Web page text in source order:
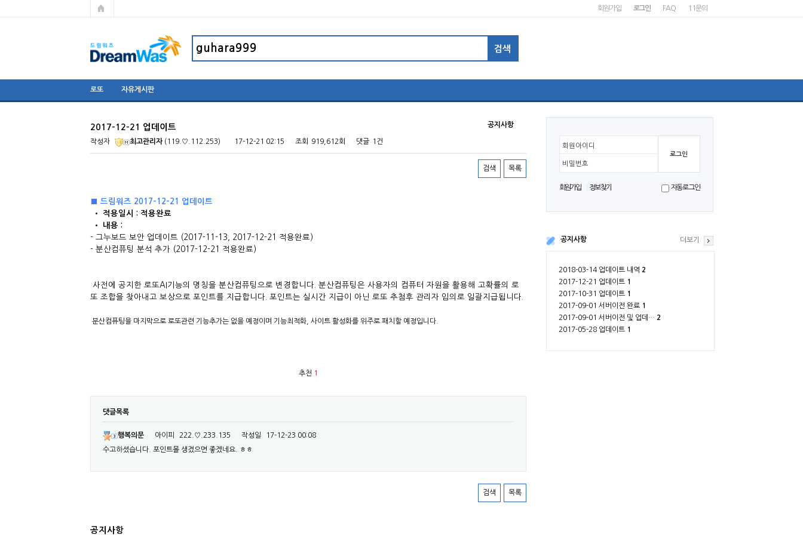
회원가입 로그인 FAQ 1:1문의
로또 자유게시판
회원아이디
비밀번호
회원가입 정보찾기 자동로그인
공지사항
2018-03-14 업데이트 내역 2
2017-12-21 업데이트 1
2017-10-31 업데이트 1
2017-09-01 서버이전 완료 1
2017-09-01 서버이전 및 업데… 2
2017-05-28 업데이트 1
더보기
공지사항
2017-12-21 업데이트
작성자 최고관리자(119.♡.112.253) 17-12-21 02:15 조회 919,612회 댓글 1건
검색 목록
■ 드림워즈 2017-12-21 업데이트
​ • 적용일시 : 적용완료
• 내용 : ​
- 그누보드 보안 업데이트 (2017-11-13, 2017-12-21 적용완료)
- 분산컴퓨팅 분석 추가 (2017-12-21 적용완료)
사전에 공지한 로또AI기능의 명칭을 분산컴퓨팅으로 변경합니다. 분산컴퓨팅은 사용자의 컴퓨터 자원을 활용해 고확률의 로
또 조합을 찾아내고 보상으로 포인트를 지급합니다. 포인트는 실시간 지급이 아닌 로또 추첨후 관리자 임의로 일괄지급됩니다.
분산컴퓨팅을 마지막으로 로또관련 기능추가는 없을 예정이며 기능최적화, 사이트 활성화를 위주로 패치할 예정입니다.
추천 1
댓글목록
행복의문 아이피 222.♡.233.135 작성일
17-12-23 00:08
수고하셨습니다. 포인트몰 생겼으면 좋겠네요. ㅎㅎ
검색 목록
공지사항